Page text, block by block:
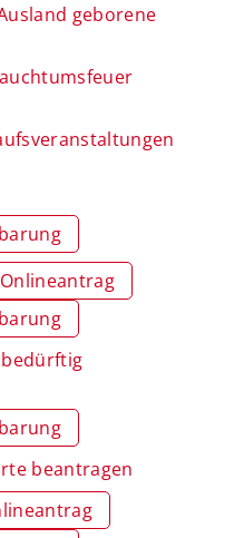
geborene
Onlineantrag
beantragen